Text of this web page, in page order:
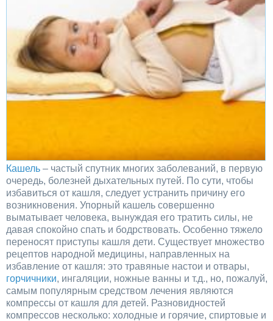
Кашель – частый спутник многих заболеваний, в первую
очередь, болезней дыхательных путей. По сути, чтобы
избавиться от кашля, следует устранить причину его
возникновения. Упорный кашель совершенно
выматывает человека, вынуждая его тратить силы, не
давая спокойно спать и бодрствовать. Особенно тяжело
переносят приступы кашля дети. Существует множество
рецептов народной медицины, направленных на
избавление от кашля: это травяные настои и отвары,
горчичники, ингаляции, ножные ванны и т.д., но, пожалуй,
самым популярным средством лечения являются
компрессы от кашля для детей. Разновидностей
компрессов несколько: холодные и горячие, спиртовые и